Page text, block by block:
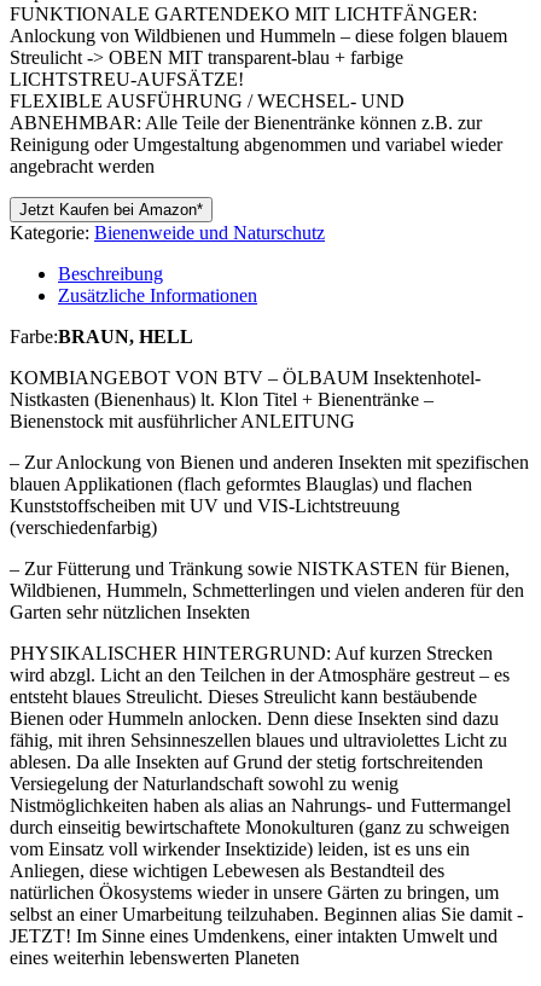
FUNKTIONALE GARTENDEKO MIT LICHTFÄNGER:
Anlockung von Wildbienen und Hummeln – diese folgen blauem
Streulicht -> OBEN MIT transparent-blau + farbige
LICHTSTREU-AUFSÄTZE!
FLEXIBLE AUSFÜHRUNG / WECHSEL- UND
ABNEHMBAR: Alle Teile der Bienentränke können z.B. zur
Reinigung oder Umgestaltung abgenommen und variabel wieder
angebracht werden
Jetzt Kaufen bei Amazon*
Kategorie: Bienenweide und Naturschutz
Beschreibung
Zusätzliche Informationen
Farbe:BRAUN, HELL
KOMBIANGEBOT VON BTV – ÖLBAUM Insektenhotel-
Nistkasten (Bienenhaus) lt. Klon Titel + Bienentränke –
Bienenstock mit ausführlicher ANLEITUNG
– ZurAnlockung von Bienen und anderen Insekten mit spezifischen
blauen Applikationen (flach geformtes Blauglas) und flachen
Kunststoffscheiben mit UV und VIS-Lichtstreuung
(verschiedenfarbig)
– ZurFütterung und Tränkung sowie NISTKASTEN für Bienen,
Wildbienen, Hummeln, Schmetterlingen und vielen anderen für den
Garten sehr nützlichen Insekten
PHYSIKALISCHER HINTERGRUND: Auf kurzen Strecken
wird abzgl. Licht an den Teilchen in der Atmosphäre gestreut – es
entsteht blaues Streulicht. Dieses Streulicht kann bestäubende
Bienen oder Hummeln anlocken. Denn diese Insekten sind dazu
fähig, mit ihren Sehsinneszellen blaues und ultraviolettes Licht zu
ablesen. Da alle Insekten auf Grund der stetig fortschreitenden
Versiegelung der Naturlandschaft sowohl zu wenig
Nistmöglichkeiten haben als alias an Nahrungs- und Futtermangel
durch einseitig bewirtschaftete Monokulturen (ganz zu schweigen
vom Einsatz voll wirkender Insektizide) leiden, ist es uns ein
Anliegen, diese wichtigen Lebewesen als Bestandteil des
natürlichen Ökosystems wieder in unsere Gärten zu bringen, um
selbst an einer Umarbeitung teilzuhaben. Beginnen alias Sie damit -
JETZT! Im Sinne eines Umdenkens, einer intakten Umwelt und
eines weiterhin lebenswerten Planeten